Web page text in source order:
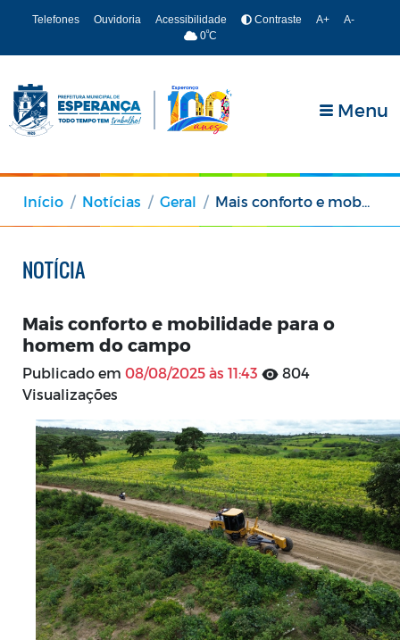
Telefones Ouvidoria Acessibilidade Contraste A+
A-
0ºC
Menu
Início Notícias Geral Mais conforto e mobilidade para o homem do campo
NOTÍCIA
Mais conforto e mobilidade para o
homem do campo
Publicado em 08/08/2025 às 11:43
804
Visualizações